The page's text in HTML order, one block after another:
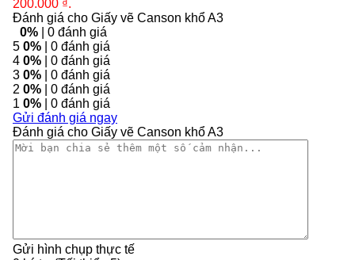
200.000 ₫.
Đánh giá cho Giấy vẽ Canson khổ A3
0% | 0 đánh giá
5 0% | 0 đánh giá
4 0% | 0 đánh giá
3 0% | 0 đánh giá
2 0% | 0 đánh giá
1 0% | 0 đánh giá
Gửi đánh giá ngay
Đánh giá cho Giấy vẽ Canson khổ A3
Gửi hình chụp thực tế